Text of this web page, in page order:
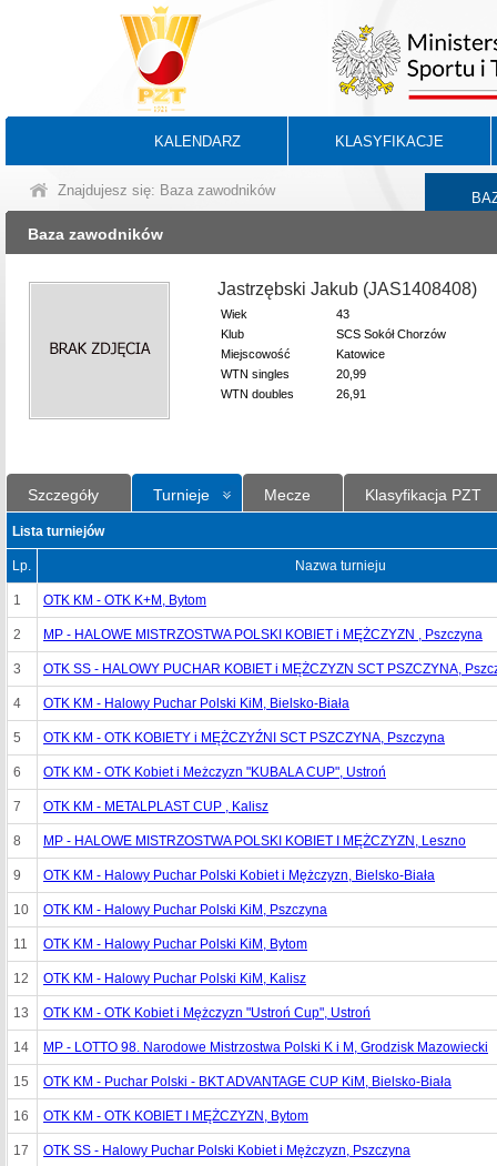
KALENDARZ KLASYFIKACJE
Znajdujesz się: Baza zawodników
Baza zawodników
Jastrzębski Jakub (JAS1408408)
Wiek
43
Klub
SCS Sokół Chorzów
Miejscowość
Katowice
WTN singles
20,99
WTN doubles
26,91
Szczegóły Turnieje Mecze Klasyfikacja PZT
Lista turniejów
Lp. Nazwa turnieju
1 OTK KM - OTK K+M, Bytom
2 MP - HALOWE MISTRZOSTWA POLSKI KOBIET i MĘŻCZYZN , Pszczyna
3 OTK SS - HALOWY PUCHAR KOBIET i MĘŻCZYZN SCT PSZCZYNA,
4 OTK KM - Halowy Puchar Polski KiM, Bielsko-Biała
5 OTK KM - OTK KOBIETY i MĘŻCZYŹNI SCT PSZCZYNA, Pszczyna
6 OTK KM - OTK Kobiet i Meżczyzn "KUBALA CUP", Ustroń
7 OTK KM - METALPLAST CUP , Kalisz
8 MP - HALOWE MISTRZOSTWA POLSKI KOBIET I MĘŻCZYZN, Leszno
9 OTK KM - Halowy Puchar Polski Kobiet i Mężczyzn, Bielsko-Biała
10 OTK KM - Halowy Puchar Polski KiM, Pszczyna
11 OTK KM - Halowy Puchar Polski KiM, Bytom
12 OTK KM - Halowy Puchar Polski KiM, Kalisz
13 OTK KM - OTK Kobiet i Mężczyzn "Ustroń Cup", Ustroń
14 MP - LOTTO 98. Narodowe Mistrzostwa Polski K i M, Grodzisk Mazowiecki
15 OTK KM - Puchar Polski - BKT ADVANTAGE CUP KiM, Bielsko-Biała
16 OTK KM - OTK KOBIET I MĘŻCZYZN, Bytom
17 OTK SS - Halowy Puchar Polski Kobiet i Mężczyzn, Pszczyna